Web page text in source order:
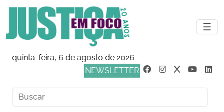
☰
quinta-feira, 6 de agosto de 2026
NEWSLETTER